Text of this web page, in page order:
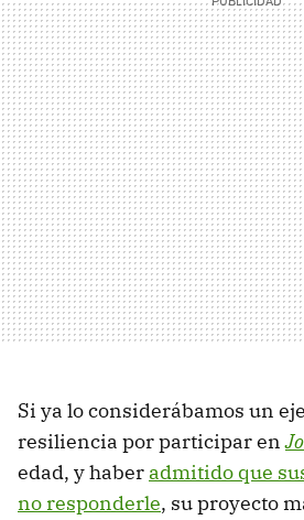
Si ya lo considerábamos un
resiliencia por participar en
edad, y haber admitido que
no responderle, su proyecto